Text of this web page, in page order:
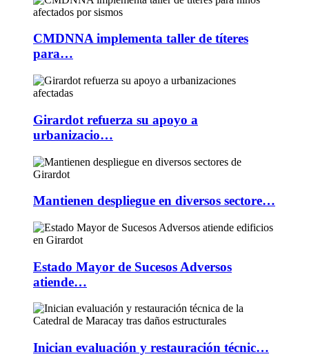
CMDNNA implementa taller de títeres
para…
Girardot refuerza su apoyo a
urbanizacio…
Mantienen despliegue en diversos sectore…
Estado Mayor de Sucesos Adversos
atiende…
Inician evaluación y restauración técnic…